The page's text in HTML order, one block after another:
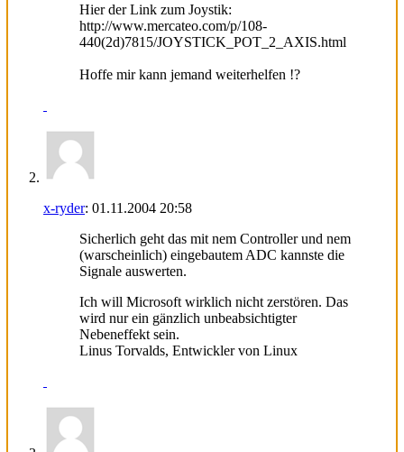
Hier der Link zum Joystik:
http://www.mercateo.com/p/108-
440(2d)7815/JOYSTICK_POT_2_AXIS.html
Hoffe mir kann jemand weiterhelfen !?
x-ryder: 01.11.2004 20:58
Sicherlich geht das mit nem Controller und nem
(warscheinlich) eingebautem ADC kannste die
Signale auswerten.
Ich will Microsoft wirklich nicht zerstören. Das
wird nur ein gänzlich unbeabsichtigter
Nebeneffekt sein.
Linus Torvalds, Entwickler von Linux